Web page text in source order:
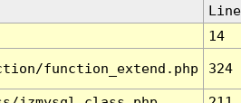
Line
14
function_extend.php 324